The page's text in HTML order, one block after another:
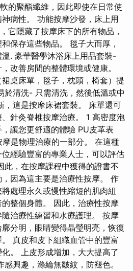
的聚酯纖維，因此即使在日常使
病性。 功能按摩沙發，床上用
它隱藏了按摩床下的所有物品，
保存這些物品。 毯子大而厚，
. 豪華醫學沐浴床上用品套裝-
改善房間的整體環境或健康。
裙桌床單，毯子，枕頭，椅套）提
於清洗- 只需清洗，然後​​低溫或中
，這是按摩床裙套裝。 床單還可
針灸脊椎按摩治療。 1 高密度泡
讓您更舒適的體驗 PU皮革表
是物理治療的一部分。 在這種
經驗豐富的專業人士，可以評估
此，在按摩課程中獲得的證書不
因為這主要是治療性按摩。 作
處理永久或慢性縮短的肌肉組
整個身體。 因此，治療性按摩
治療性練習和水療護理。 按摩
分明，眼睛變得晶瑩明亮，恢復
真皮和皮下組織血管中的豐富
。 上皮形成增加，大大提高了
興趣，滌綸無皺紋，防褪色。